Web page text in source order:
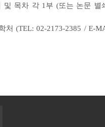
목차 각 1부 (또는 논문 별
처 (TEL: 02-2173-2385 / E-